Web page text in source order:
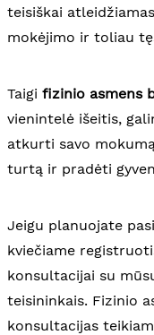
teisiškai
mokėjimo ir toliau
Taigi fizinio asmens
vienintelė išeitis,
atkurti savo
turtą ir pradėti
Jeigu planuojate
kviečiame
konsultacijai su
teisininkais. Fizinio
konsultacijas